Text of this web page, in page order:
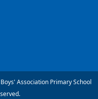
Association Primary School